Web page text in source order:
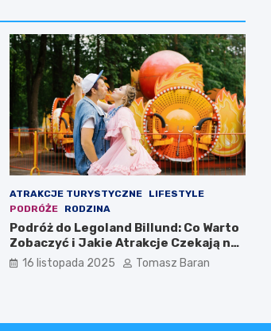
ATRAKCJE TURYSTYCZNE
LIFESTYLE
PODRÓŻE
RODZINA
Podróż do Legoland Billund: Co Warto
Zobaczyć i Jakie Atrakcje Czekają na
Całą Rodzinę
16 listopada 2025 Tomasz Baran